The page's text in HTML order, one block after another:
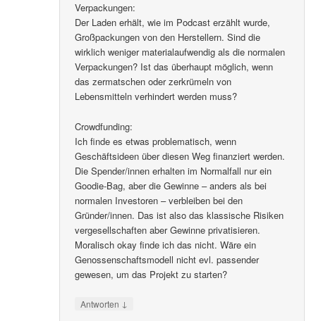
Verpackungen:
Der Laden erhält, wie im Podcast erzählt wurde,
Großpackungen von den Herstellern. Sind die
wirklich weniger materialaufwendig als die normalen
Verpackungen? Ist das überhaupt möglich, wenn
das zermatschen oder zerkrümeln von
Lebensmitteln verhindert werden muss?
Crowdfunding:
Ich finde es etwas problematisch, wenn
Geschäftsideen über diesen Weg finanziert werden.
Die Spender/innen erhalten im Normalfall nur ein
Goodie-Bag, aber die Gewinne – anders als bei
normalen Investoren – verbleiben bei den
Gründer/innen. Das ist also das klassische Risiken
vergesellschaften aber Gewinne privatisieren.
Moralisch okay finde ich das nicht. Wäre ein
Genossenschaftsmodell nicht evl. passender
gewesen, um das Projekt zu starten?
Antworten ↓